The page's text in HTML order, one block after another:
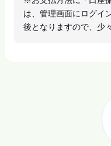
は、管理画面にログイ
後となりますので、少